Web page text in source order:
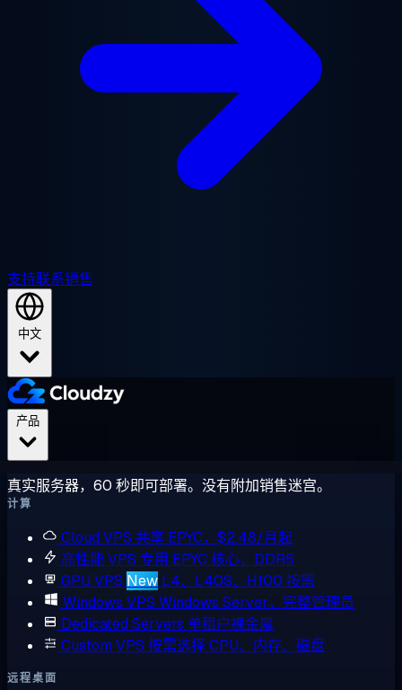
支持联系销售
中文
真实服务器，60 秒即可部署。没有附加销售迷宫。
计算
Cloud VPS 共享 EPYC，$2.48/月起
高性能 VPS 专用 EPYC 核心，DDR5
GPU VPS New L4、L40S、H100 按需
Windows VPS Windows Server，完整管理员
Dedicated Servers 单租户裸金属
Custom VPS 按需选择 CPU、内存、磁盘
远程桌面